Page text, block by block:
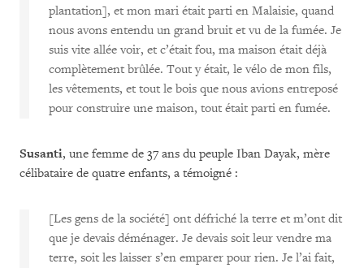
plantation], et mon mari était parti en Malaisie, quand
nous avons entendu un grand bruit et vu de la fumée. Je
suis vite allée voir, et c’était fou, ma maison était déjà
complètement brûlée. Tout y était, le vélo de mon fils,
les vêtements, et tout le bois que nous avions entreposé
pour construire une maison, tout était parti en fumée.
Susanti, une femme de 37 ans du peuple Iban Dayak, mère
célibataire de quatre enfants, a témoigné :
[Les gens de la société] ont défriché la terre et m’ont dit
que je devais déménager. Je devais soit leur vendre ma
terre, soit les laisser s’en emparer pour rien. Je l’ai fait,